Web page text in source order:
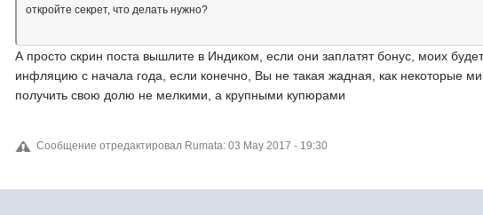
откройте секрет, что делать нужно?
А просто скрин поста вышлите в Индиком, если они заплатят бонус, моих
инфляцию с начала года, если конечно, Вы не такая жадная, как некоторые
получить свою долю не мелкими, а крупными купюрами
Сообщение отредактировал Rumata: 03 May 2017 - 19:30